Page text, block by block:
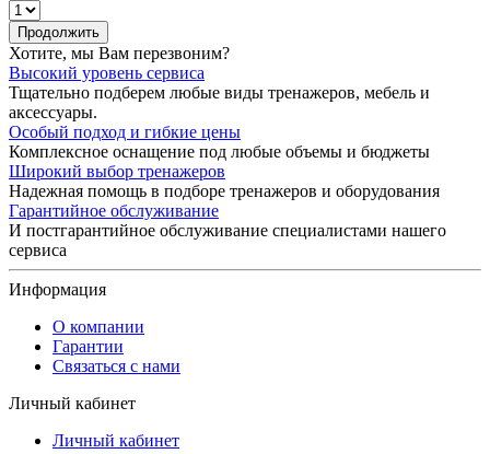
Продолжить
Хотите, мы Вам перезвоним?
Высокий уровень сервиса
Тщательно подберем любые виды тренажеров, мебель и
аксессуары.
Особый подход и гибкие цены
Комплексное оснащение под любые объемы и бюджеты
Широкий выбор тренажеров
Надежная помощь в подборе тренажеров и оборудования
Гарантийное обслуживание
И постгарантийное обслуживание специалистами нашего
сервиса
Информация
О компании
Гарантии
Связаться с нами
Личный кабинет
Личный кабинет